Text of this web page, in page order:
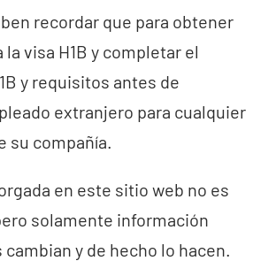
recordar que para obtener
visa H1B y completar el
y requisitos antes de
extranjero para cualquier
su compañía.
en este sitio web no es
solamente información
y de hecho lo hacen.